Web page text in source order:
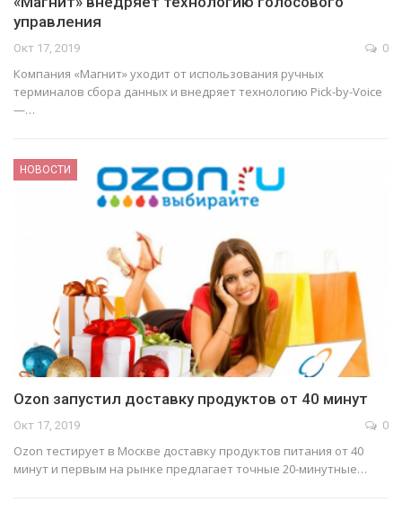
управления
Окт 17, 2019 0
Компания «Магнит» уходит от использования ручных
терминалов сбора данных и внедряет технологию Pick-by-Voice
—…
НОВОСТИ
Ozon запустил доставку продуктов от 40 минут
Окт 17, 2019 0
Ozon тестирует в Москве доставку продуктов питания от 40
минут и первым на рынке предлагает точные 20-минутные…